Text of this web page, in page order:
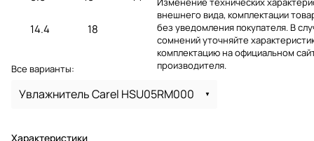
14.4 18
Все варианты:
Увлажнитель Carel HSU05RM000
Характеристики
внешнего вида, комплектации
без уведомления покупателя. В
сомнений уточняйте
комплектацию на официальном
производителя.